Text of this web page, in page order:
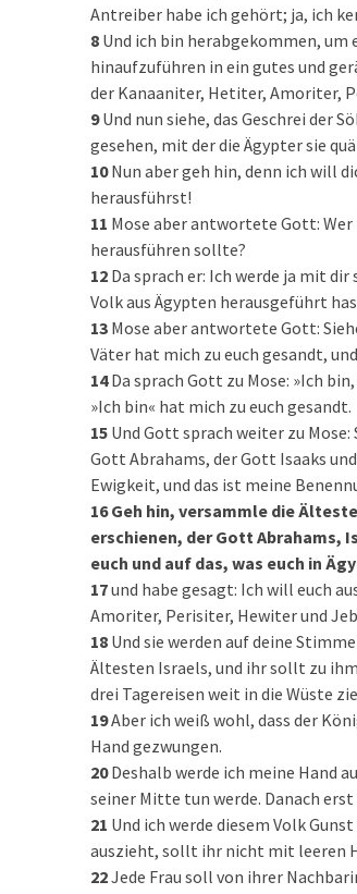
Antreiber habe ich gehört; ja, ich
8 Und ich bin herabgekommen, um
hinaufzuführen in ein gutes und
der Kanaaniter, Hetiter, Amoriter,
9Und nun siehe, das Geschrei der
gesehen, mit der die Ägypter sie
10Nun aber geh hin, denn ich will
herausführst!
11 Mose aber antwortete Gott: Wer
herausführen sollte?
12 Da sprach er: Ich werde ja mit dir
Volk aus Ägypten herausgeführt
13 Mose aber antwortete Gott:
Väter hat mich zu euch gesandt,
14Da sprach Gott zu Mose: »Ich
»Ich bin« hat mich zu euch gesandt.
15 Und Gott sprach weiter zu
Gott Abrahams, der Gott Isaaks
Ewigkeit, und das ist meine
16Geh hin, versammle die
erschienen, der Gott Abrahams,
euch und auf das, was euch in
17und habe gesagt: Ich will euch
Amoriter, Perisiter, Hewiter und
18 Und sie werden auf deine
Ältesten Israels, und ihr sollt zu
drei Tagereisen weit in die Wüste
19Aber ich weiß wohl, dass der
Hand gezwungen.
20Deshalb werde ich meine Hand
seiner Mitte tun werde. Danach
21 Und ich werde diesem Volk
auszieht, sollt ihr nicht mit leeren
22Jede Frau soll von ihrer